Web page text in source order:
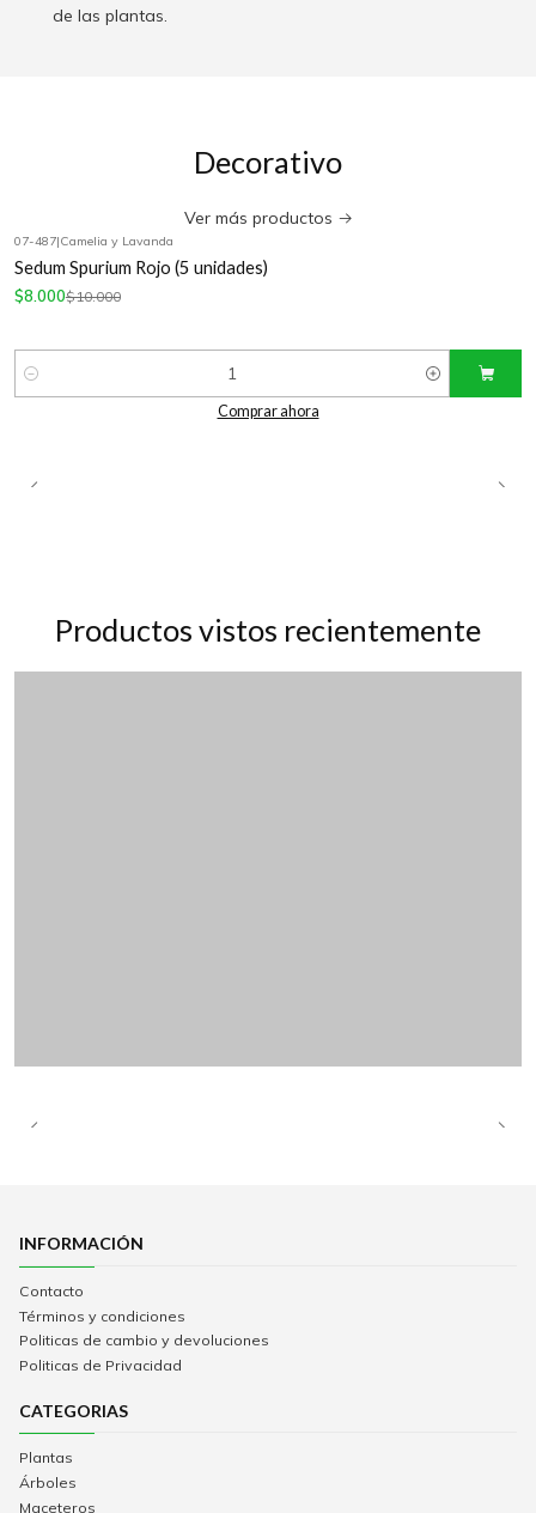
de las plantas.
Decorativo
Ver más productos
-20%OFF
07-487|Camelia y Lavanda
Sedum Spurium Rojo (5 unidades)
$8.000$10.000
Cantidad
Comprar ahora
Productos vistos recientemente
INFORMACIÓN
Contacto
Términos y condiciones
Politicas de cambio y devoluciones
Politicas de Privacidad
CATEGORIAS
Plantas
Árboles
Maceteros